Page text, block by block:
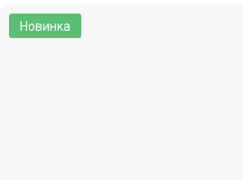
Новинка